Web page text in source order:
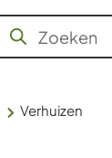
Aanvragen
en regelen
Zoeken
Wanneer
Verhuizen